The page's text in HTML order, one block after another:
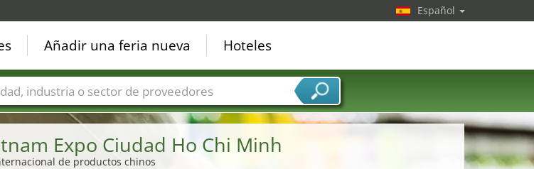
Expo Ciudad Ho Chi Minh
de productos chinos
Español
Añadir una feria nueva Hoteles
Sectores de ferias Sectores de proveedor de servicios